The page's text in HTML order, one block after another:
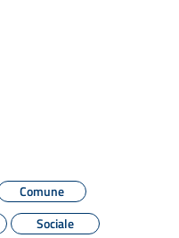
Comune
Sociale